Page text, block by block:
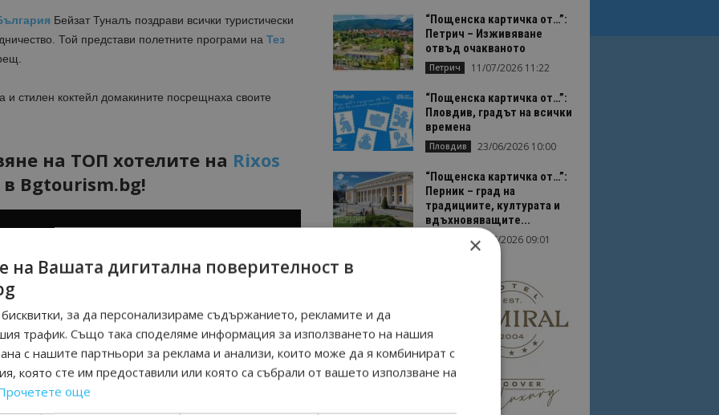
Бейзат Туналъ поздрави всички туристически
Той представи полетните програми на Тез
стилен коктейл домакините посрещнаха своите
на ТОП хотелите на Rixos
в Bgtourism.bg!
“Пощенска картичка от…”:
Петрич – Изживяване
отвъд очакваното
Петрич 11/07/2026 11:22
“Пощенска картичка от…”:
Пловдив, градът на всички
времена
Пловдив 23/06/2026 10:00
“Пощенска картичка от…”:
Перник – град на
традициите, културата и
вдъхновяващите...
17/06/2026 09:01
×
на Вашата дигитална поверителност в
за да персонализираме съдържанието, рекламите и да
трафик. Също така споделяме информация за използването на нашия
с нашите партньори за реклама и анализи, които може да я комбинират с
която сте им предоставили или която са събрали от вашето използване на
още